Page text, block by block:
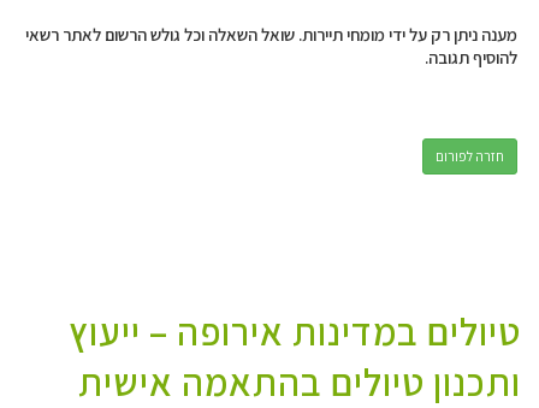
מענה ניתן רק על ידי מומחי תיירות. שואל השאלה וכל גולש הרשום לאתר רשאי
להוסיף תגובה.
חזרה לפורום
טיולים במדינות אירופה – ייעוץ
ותכנון טיולים בהתאמה אישית